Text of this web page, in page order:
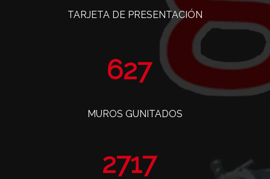
TARJETA DE PRESENTACIÓN
763
MUROS GUNITADOS
3308